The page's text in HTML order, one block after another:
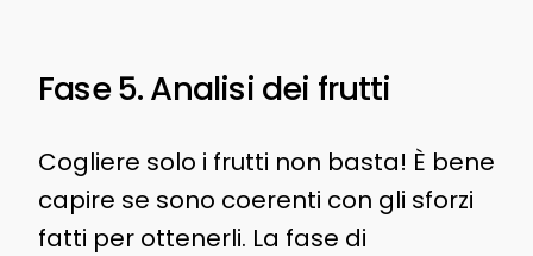
Fase 5. Analisi dei frutti
Cogliere solo i frutti non basta! È bene
capire se sono coerenti con gli sforzi
fatti per ottenerli. La fase di